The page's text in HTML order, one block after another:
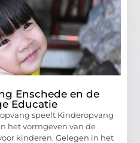
Enschede en de
Educatie
speelt Kinderopvang
het vormgeven van de
kinderen. Gelegen in het